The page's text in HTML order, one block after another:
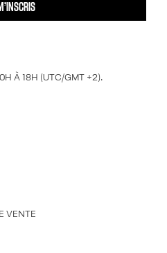
À 18H (UTC/GMT +2).
VENTE